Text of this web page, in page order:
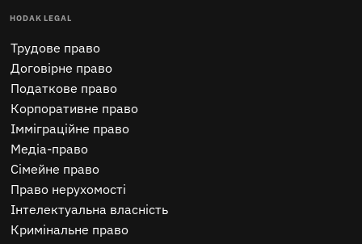
HODAK LEGAL
Трудове право
Договірне право
Податкове право
Корпоративне право
Імміграційне право
Медіа-право
Сімейне право
Право нерухомості
Інтелектуальна власність
Кримінальне право